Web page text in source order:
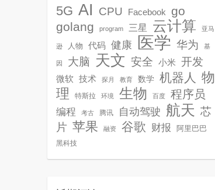
5G AI CPU Facebook
go
golang
program 三星 云计算 亚马
逊 人物 代码 健康 医学 华为 基
因 大脑 天文 安全 小米 开发
微软 技术 探月 教育 数学 机器人 物
理
特斯拉 环境 生物 百度 程序员
编程 考古 腾讯 自动驾驶 航天 芯
片 苹果 融资 谷歌 财报 阿里巴巴
黑科技